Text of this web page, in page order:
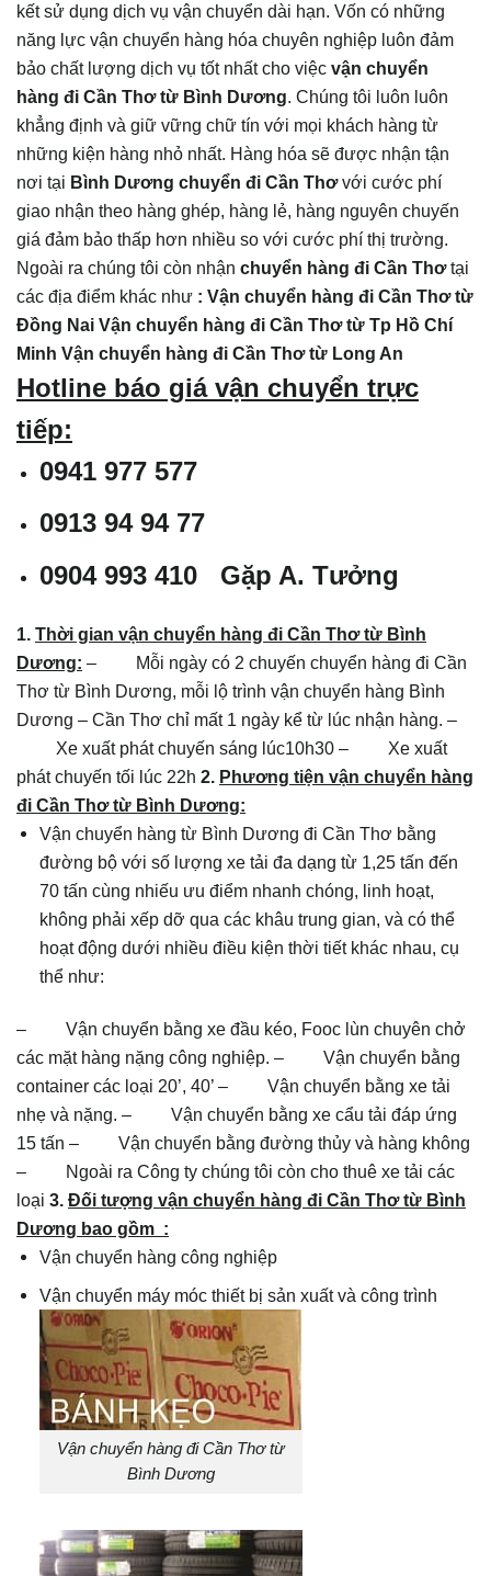
kết sử dụng dịch vụ vận chuyển dài hạn. Vốn có những
năng lực vận chuyển hàng hóa chuyên nghiệp luôn đảm
bảo chất lượng dịch vụ tốt nhất cho việc vận chuyển
hàng đi Cần Thơ từ Bình Dương. Chúng tôi luôn luôn
khẳng định và giữ vững chữ tín với mọi khách hàng từ
những kiện hàng nhỏ nhất. Hàng hóa sẽ được nhận tận
nơi tại Bình Dương chuyển đi Cần Thơvới cước phí
giao nhận theo hàng ghép, hàng lẻ, hàng nguyên chuyến
giá đảm bảo thấp hơn nhiều so với cước phí thị trường.
Ngoài ra chúng tôi còn nhận chuyển hàng đi Cần Thơtại
các địa điểm khác như : Vận chuyển hàng đi Cần Thơ từ
Đồng Nai Vận chuyển hàng đi Cần Thơ từ Tp Hồ Chí
Minh Vận chuyển hàng đi Cần Thơ từ Long An
Hotline báo giá vận chuyển trực
tiếp:
0941 977 577
0913 94 94 77
0904 993 410 Gặp A. Tưởng
1. Thời gian vận chuyển hàng đi Cần Thơ từ Bình
Dương: – Mỗi ngày có 2 chuyến chuyển hàng đi Cần
Thơ từ Bình Dương, mỗi lộ trình vận chuyển hàng Bình
Dương – Cần Thơ chỉ mất 1 ngày kể từ lúc nhận hàng. –
Xe xuất phát chuyến sáng lúc10h30 – Xe xuất
phát chuyến tối lúc 22h 2. Phương tiện vận chuyển hàng
đi Cần Thơ từ Bình Dương:
Vận chuyển hàng từ Bình Dương đi Cần Thơ bằng
đường bộ với số lượng xe tải đa dạng từ 1,25 tấn đến
70 tấn cùng nhiếu ưu điểm nhanh chóng, linh hoạt,
không phải xếp dỡ qua các khâu trung gian, và có thể
hoạt động dưới nhiều điều kiện thời tiết khác nhau, cụ
thể như:
– Vận chuyển bằng xe đầu kéo, Fooc lùn chuyên chở
các mặt hàng nặng công nghiệp. – Vận chuyển bằng
container các loại 20’, 40’ – Vận chuyển bằng xe tải
nhẹ và nặng. – Vận chuyển bằng xe cẩu tải đáp ứng
15 tấn – Vận chuyển bằng đường thủy và hàng không
– Ngoài ra Công ty chúng tôi còn cho thuê xe tải các
loại 3. Đối tượng vận chuyển hàng đi Cần Thơ từ Bình
Dương bao gồm :
Vận chuyển hàng công nghiệp
Vận chuyển máy móc thiết bị sản xuất và công trình
Vận chuyển hàng đi Cần Thơ từ
Bình Dương